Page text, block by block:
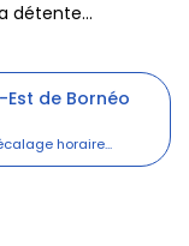
détente...
de Bornéo